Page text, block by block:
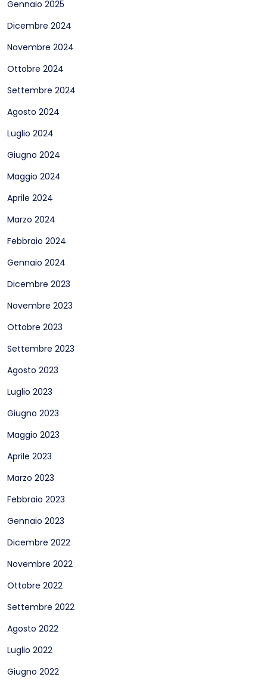
Gennaio 2025
Dicembre 2024
Novembre 2024
Ottobre 2024
Settembre 2024
Agosto 2024
Luglio 2024
Giugno 2024
Maggio 2024
Aprile 2024
Marzo 2024
Febbraio 2024
Gennaio 2024
Dicembre 2023
Novembre 2023
Ottobre 2023
Settembre 2023
Agosto 2023
Luglio 2023
Giugno 2023
Maggio 2023
Aprile 2023
Marzo 2023
Febbraio 2023
Gennaio 2023
Dicembre 2022
Novembre 2022
Ottobre 2022
Settembre 2022
Agosto 2022
Luglio 2022
Giugno 2022